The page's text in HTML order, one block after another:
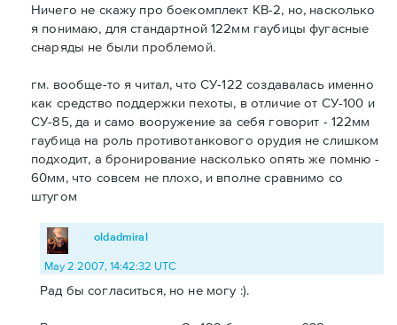
Ничего не скажу про боекомплект КВ-2, но, насколько
я понимаю, для стандартной 122мм гаубицы фугасные
снаряды не были проблемой.
гм. вообще-то я читал, что СУ-122 создавалась именно
как средство поддержки пехоты, в отличие от СУ-100 и
СУ-85, да и само вооружение за себя говорит - 122мм
гаубица на роль противотанкового орудия не слишком
подходит, а бронирование насколько опять же помню -
60мм, что совсем не плохо, и вполне сравнимо со
штугом
oldadmiral
May 2 2007, 14:42:32 UTC
Рад бы согласиться, но не могу :).